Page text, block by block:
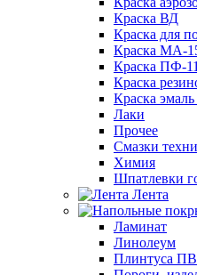
Краска ВД
Краска для
Краска МА-
Краска ПФ-
Краска
Краска
Лаки
Прочее
Смазки
Химия
Шпатлевки
Лента
Ламинат
Линолеум
Плинтуса